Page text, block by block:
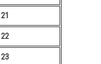
21
22
23